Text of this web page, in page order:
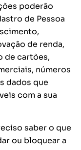
poderão
de Pessoa
de renda,
de cartões,
números
dados que
com a sua
saber o que
ou bloquear a